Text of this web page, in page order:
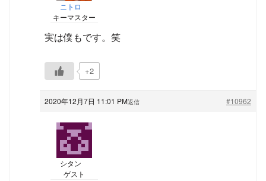
ニトロ
キーマスター
実は僕もです。笑
+2
2020年12月7日 11:01 PM #10962
返信
シタン
ゲスト